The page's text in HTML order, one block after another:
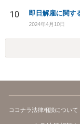
10 即日解雇に関す
2024年4月10日
ココナラ法律相談について